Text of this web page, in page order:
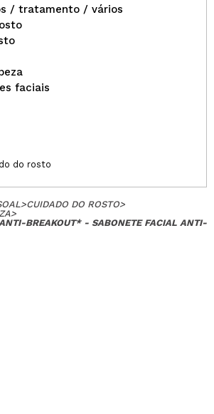
/ tratamento / vários
faciais
do rosto
>CUIDADO DO ROSTO>
>
BREAKOUT* - SABONETE FACIAL ANTI-